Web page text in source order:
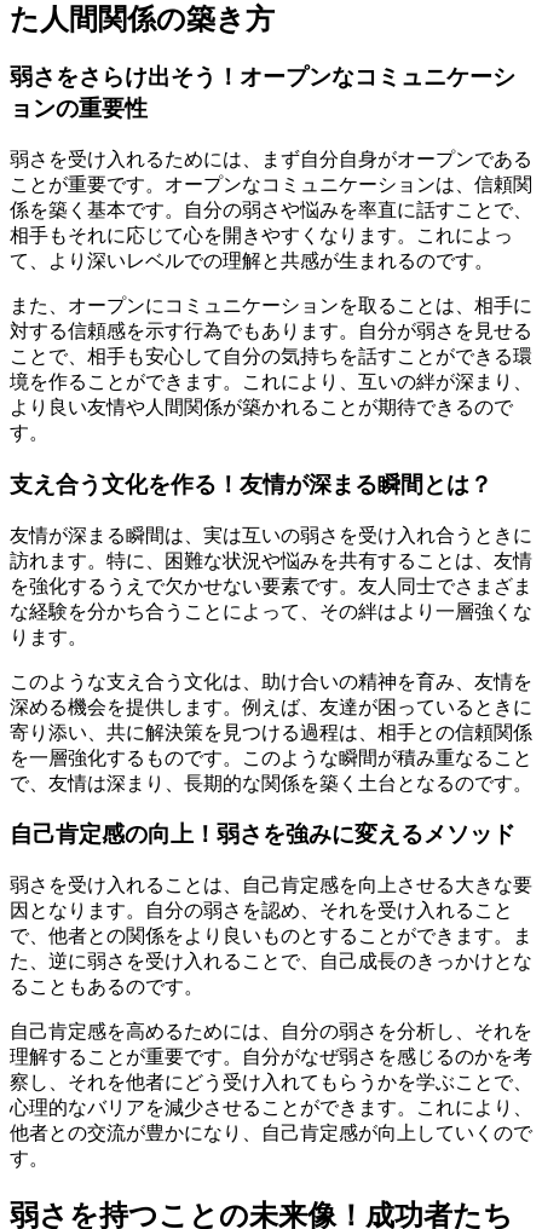
た人間関係の築き方
弱さをさらけ出そう！オープンなコミュニケーシ
ョンの重要性
弱さを受け入れるためには、まず自分自身がオープンである
ことが重要です。オープンなコミュニケーションは、信頼関
係を築く基本です。自分の弱さや悩みを率直に話すことで、
相手もそれに応じて心を開きやすくなります。これによっ
て、より深いレベルでの理解と共感が生まれるのです。
また、オープンにコミュニケーションを取ることは、相手に
対する信頼感を示す行為でもあります。自分が弱さを見せる
ことで、相手も安心して自分の気持ちを話すことができる環
境を作ることができます。これにより、互いの絆が深まり、
より良い友情や人間関係が築かれることが期待できるので
す。
支え合う文化を作る！友情が深まる瞬間とは？
友情が深まる瞬間は、実は互いの弱さを受け入れ合うときに
訪れます。特に、困難な状況や悩みを共有することは、友情
を強化するうえで欠かせない要素です。友人同士でさまざま
な経験を分かち合うことによって、その絆はより一層強くな
ります。
このような支え合う文化は、助け合いの精神を育み、友情を
深める機会を提供します。例えば、友達が困っているときに
寄り添い、共に解決策を見つける過程は、相手との信頼関係
を一層強化するものです。このような瞬間が積み重なること
で、友情は深まり、長期的な関係を築く土台となるのです。
自己肯定感の向上！弱さを強みに変えるメソッド
弱さを受け入れることは、自己肯定感を向上させる大きな要
因となります。自分の弱さを認め、それを受け入れること
で、他者との関係をより良いものとすることができます。ま
た、逆に弱さを受け入れることで、自己成長のきっかけとな
ることもあるのです。
自己肯定感を高めるためには、自分の弱さを分析し、それを
理解することが重要です。自分がなぜ弱さを感じるのかを考
察し、それを他者にどう受け入れてもらうかを学ぶことで、
心理的なバリアを減少させることができます。これにより、
他者との交流が豊かになり、自己肯定感が向上していくので
す。
弱さを持つことの未来像！成功者たち